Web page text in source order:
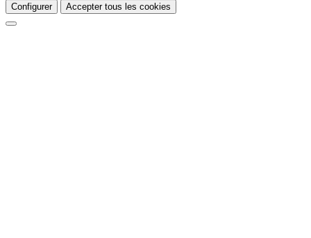
Configurer Accepter tous les cookies